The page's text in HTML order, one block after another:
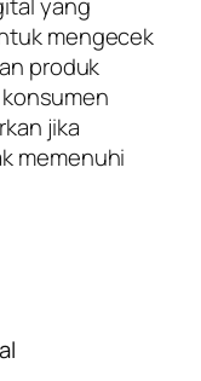
mengecek
produk
jika
memenuhi